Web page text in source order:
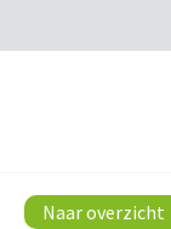
Naar overzicht